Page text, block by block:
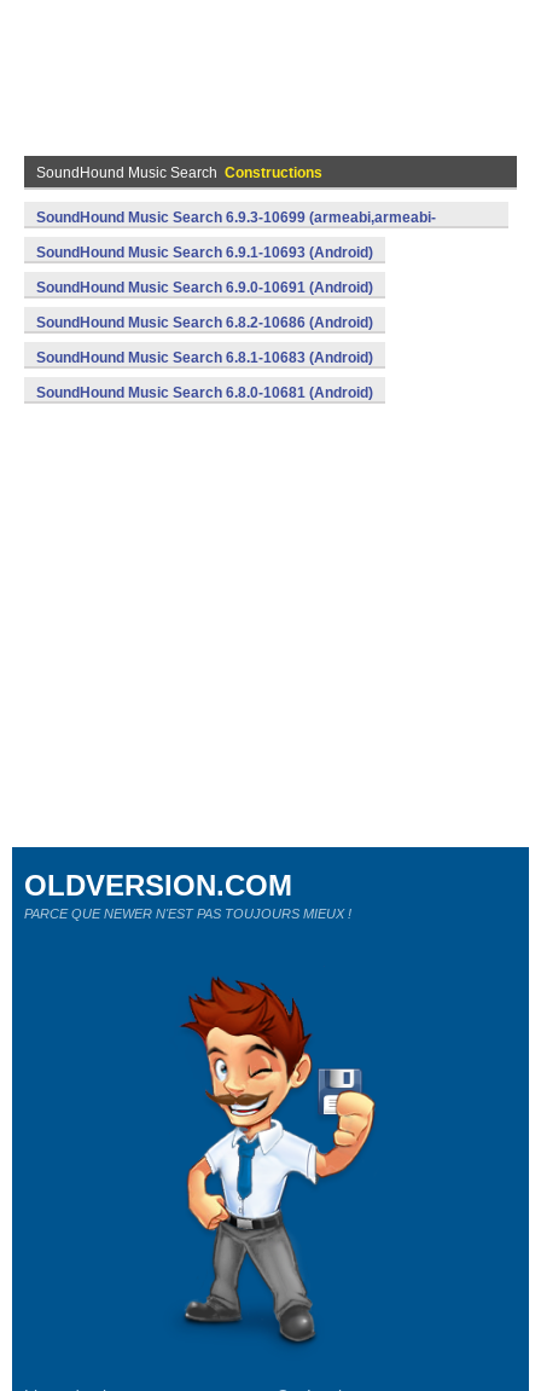
SoundHound Music Search Constructions
SoundHound Music Search 6.9.3-10699 (armeabi,armeabi-
v7a,x86) (Android)
SoundHound Music Search 6.9.1-10693 (Android)
SoundHound Music Search 6.9.0-10691 (Android)
SoundHound Music Search 6.8.2-10686 (Android)
SoundHound Music Search 6.8.1-10683 (Android)
SoundHound Music Search 6.8.0-10681 (Android)
OLDVERSION.COM
PARCE QUE NEWER N'EST PAS TOUJOURS MIEUX !